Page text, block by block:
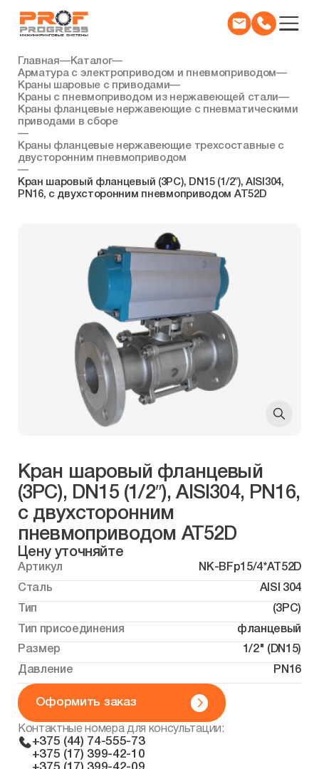
Главная—Каталог—
Арматура с электроприводом и пневмоприводом—
Краны шаровые с приводами—
Краны с пневмоприводом из нержавеющей стали—
Краны фланцевые нержавеющие с пневматическими
приводами в сборе
—
Краны фланцевые нержавеющие трехсоставные с
двусторонним пневмоприводом
—
Кран шаровый фланцевый (3PC), DN15 (1/2″), AISI304,
PN16, с двухсторонним пневмоприводом AT52D
Кран шаровый фланцевый
(3PC), DN15 (1/2″), AISI304, PN16,
с двухсторонним
пневмоприводом AT52D
Цену уточняйте
Артикул
NK-BFp15/4*AT52D
Сталь
AISI 304
Тип
(3PC)
Тип присоединения
фланцевый
Размер
1/2" (DN15)
Давление
PN16
Оформить заказ
Контактные номера для консультации:
+375 (44) 74-555-73
+375 (17) 399-42-10